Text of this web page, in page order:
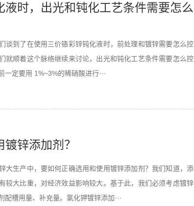
液时，出光和钝化工艺条件需要怎么
谈到了在使用三价铬彩锌钝化液时，前处理和镀锌需要怎么控
就顺着这个脉络继续来讨论，出光和钝化工艺条件需要怎么控
一定要用 1%~3%的稀硝酸进行···
锌添加剂？
大生产中，要如何正确选用和使用镀锌添加剂？我们知道，添
较大比重，对经济效益影响较大。基于此，我们必须考虑镀锌
配槽用量、补充量。氯化钾镀锌添加···